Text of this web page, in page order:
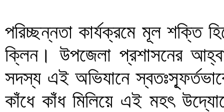
পরিচ্ছন্নতা কার্যক্রমে মূল শক্তি
ক্লিন। উপজেলা প্রশাসনের
সদস্য এই অভিযানে
কাঁধে কাঁধ মিলিয়ে এই মহৎ